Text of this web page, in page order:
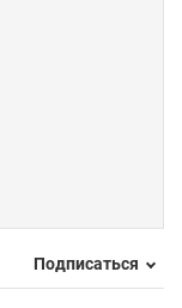
Подписаться